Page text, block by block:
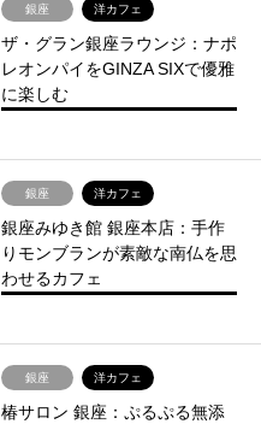
銀座 洋カフェ
ザ・グラン銀座ラウンジ：ナポ
レオンパイをGINZA SIXで優雅
に楽しむ
銀座 洋カフェ
銀座みゆき館 銀座本店：手作
りモンブランが素敵な南仏を思
わせるカフェ
銀座 洋カフェ
椿サロン 銀座：ぷるぷる無添